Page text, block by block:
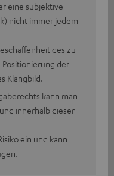
eine subjektive
nicht immer jedem
des zu
Positionierung der
Klangbild.
kann man
innerhalb dieser
ein und kann